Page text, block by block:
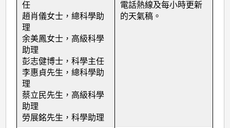
任
趙肖儀女士，總科學助
理
余美鳳女士，高級科學
助理
彭志健博士，科學主任
李惠貞先生，總科學助
理
蔡立民先生，高級科學
助理
勞展銘先生，科學助理
電話熱線及每小時更新
的天氣稿。